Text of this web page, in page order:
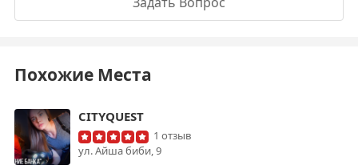
Похожие Места
CITYQUEST
1 отзыв
ул. Айша биби, 9